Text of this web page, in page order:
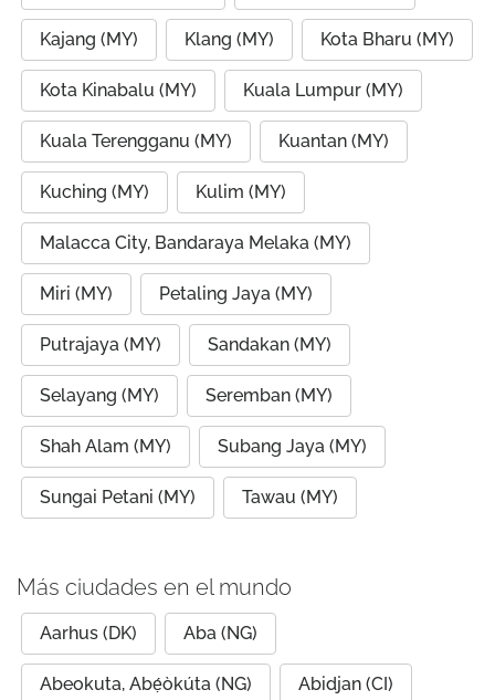
Kajang (MY) Klang (MY) Kota Bharu (MY)
Kota Kinabalu (MY) Kuala Lumpur (MY)
Kuala Terengganu (MY) Kuantan (MY)
Kuching (MY) Kulim (MY)
Malacca City, Bandaraya Melaka (MY)
Miri (MY) Petaling Jaya (MY)
Putrajaya (MY) Sandakan (MY)
Selayang (MY) Seremban (MY)
Shah Alam (MY) Subang Jaya (MY)
Sungai Petani (MY) Tawau (MY)
Más ciudades en el mundo
Aarhus (DK) Aba (NG)
Abeokuta, Abẹ́òkúta (NG) Abidjan (CI)